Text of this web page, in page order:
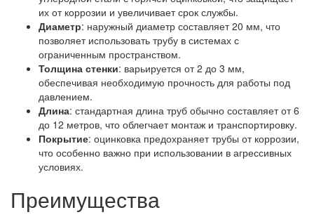
их от коррозии и увеличивает срок службы.
Диаметр: наружный диаметр составляет 20 мм, что
позволяет использовать трубу в системах с
ограниченным пространством.
Толщина стенки: варьируется от 2 до 3 мм,
обеспечивая необходимую прочность для работы под
давлением.
Длина: стандартная длина труб обычно составляет от 6
до 12 метров, что облегчает монтаж и транспортировку.
Покрытие: оцинковка предохраняет трубы от коррозии,
что особенно важно при использовании в агрессивных
условиях.
Преимущества